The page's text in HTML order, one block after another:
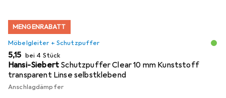
MENGENRABATT
Möbelgleiter + Schutzpuffer
EUR
5,15 bei 4 Stück
Hansi-Siebert Schutzpuffer Clear 10 mm Kunststoff
transparent Linse selbstklebend
Anschlagdämpfer